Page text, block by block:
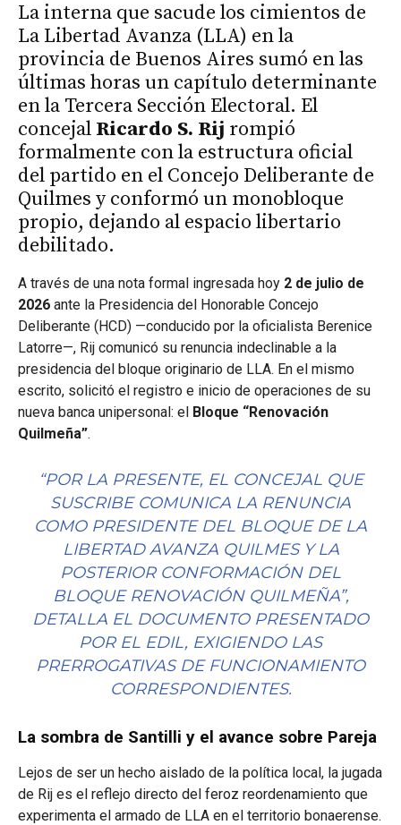
La interna que sacude los cimientos de
La Libertad Avanza (LLA) en la
provincia de Buenos Aires sumó en las
últimas horas un capítulo determinante
en la Tercera Sección Electoral. El
concejal Ricardo S. Rij rompió
formalmente con la estructura oficial
del partido en el Concejo Deliberante de
Quilmes y conformó un monobloque
propio, dejando al espacio libertario
debilitado.
A través de una nota formal ingresada hoy 2 de julio de
2026 ante la Presidencia del Honorable Concejo
Deliberante (HCD) —conducido por la oficialista Berenice
Latorre—, Rij comunicó su renuncia indeclinable a la
presidencia del bloque originario de LLA. En el mismo
escrito, solicitó el registro e inicio de operaciones de su
nueva banca unipersonal: el Bloque “Renovación
Quilmeña”.
“POR LA PRESENTE, EL CONCEJAL QUE
SUSCRIBE COMUNICA LA RENUNCIA
COMO PRESIDENTE DEL BLOQUE DE LA
LIBERTAD AVANZA QUILMES Y LA
POSTERIOR CONFORMACIÓN DEL
BLOQUE RENOVACIÓN QUILMEÑA”,
DETALLA EL DOCUMENTO PRESENTADO
POR EL EDIL, EXIGIENDO LAS
PRERROGATIVAS DE FUNCIONAMIENTO
CORRESPONDIENTES.
La sombra de Santilli y el avance sobre Pareja
Lejos de ser un hecho aislado de la política local, la jugada
de Rij es el reflejo directo del feroz reordenamiento que
experimenta el armado de LLA en el territorio bonaerense.